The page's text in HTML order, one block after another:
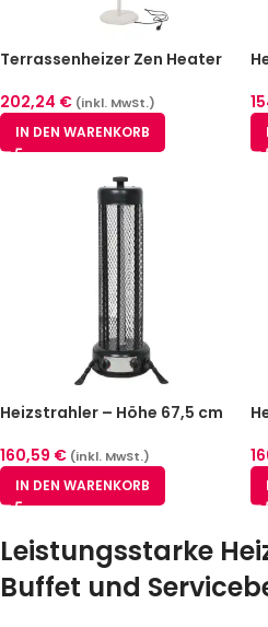
Terrassenheizer Zen Heater
202,24 € (inkl. MwSt.)
IN DEN WARENKORB
Heizstrahler – Höhe 67,5 cm
160,59 € (inkl. MwSt.)
IN DEN WARENKORB
Leistungsstarke
Buffet und